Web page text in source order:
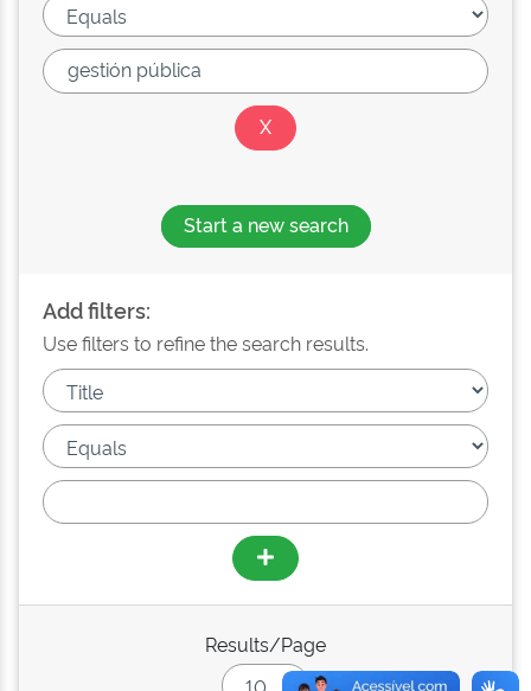
Start a new search
Add filters:
Use filters to refine the search results.
Results/Page